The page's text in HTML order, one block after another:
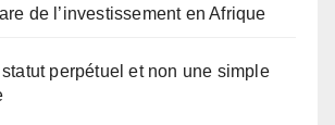
de l’investissement en Afrique
statut perpétuel et non une simple